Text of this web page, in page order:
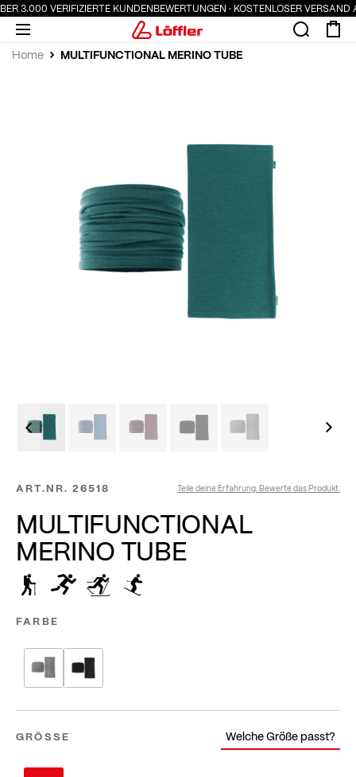
VERIFIZIERTE KUNDENBEWERTUNGEN · KOSTENLOSER VERSAND
Home MULTIFUNCTIONAL MERINO TUBE
ART.NR. 26518 Teile deine Erfahrung. Bewerte das Produkt.
MULTIFUNCTIONAL
MERINO TUBE
FARBE
GRÖSSE Welche Größe passt?